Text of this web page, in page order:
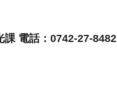
課 電話：0742-27-8482